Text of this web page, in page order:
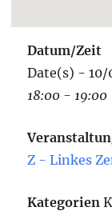
Datum/Zeit
Date(s) -
18:00 - 19:00
Z - Linkes
Kategorien